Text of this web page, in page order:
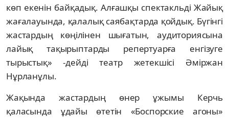
көп екенін байқадық. Алғашқы спектакльді Жайық
жағалауында, қалалық саябақтарда қойдық. Бүгінгі
жастардың көңілінен шығатын, аудиториясына
лайық тақырыптарды репертуарға енгізуге
тырыстық» -дейді театр жетекшісі Әміржан
Нұрланұлы.
Жақында жастардың өнер ұжымы Керчь
қаласында ұдайы өтетін «Боспорские агоны»